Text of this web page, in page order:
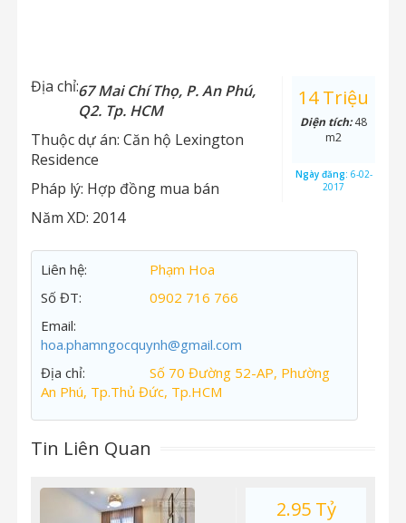
Địa chỉ:67 Mai Chí Thọ, P. An Phú,
Q2. Tp. HCM
Thuộc dự án: Căn hộ Lexington
Residence
Pháp lý: Hợp đồng mua bán
Năm XD: 2014
14 Triệu
Diện tích:48
m2
Ngày đăng: 6-02-
2017
Liên hệ:
Phạm Hoa
Số ĐT:
0902 716 766
Email:
hoa.phamngocquynh@gmail.com
Địa chỉ:
Số 70 Đường 52-AP, Phường
An Phú, Tp.Thủ Đức, Tp.HCM
Tin Liên Quan
2.95 Tỷ